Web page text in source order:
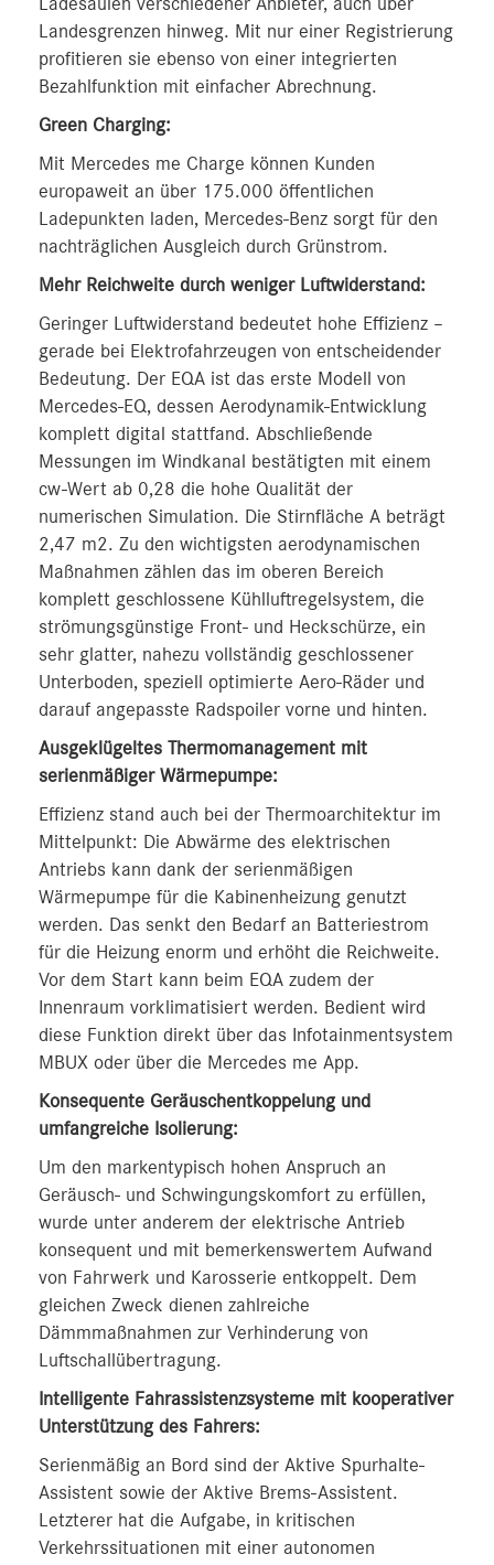
Ladesäulen verschiedener Anbieter, auch über
Landesgrenzen hinweg. Mit nur einer Registrierung
profitieren sie ebenso von einer integrierten
Bezahlfunktion mit einfacher Abrechnung.
Green Charging:
Mit Mercedes me Charge können Kunden
europaweit an über 175.000 öffentlichen
Ladepunkten laden, Mercedes-Benz sorgt für den
nachträglichen Ausgleich durch Grünstrom.
Mehr Reichweite durch weniger Luftwiderstand:
Geringer Luftwiderstand bedeutet hohe Effizienz –
gerade bei Elektrofahrzeugen von entscheidender
Bedeutung. Der EQA ist das erste Modell von
Mercedes-EQ, dessen Aerodynamik-Entwicklung
komplett digital stattfand. Abschließende
Messungen im Windkanal bestätigten mit einem
cw-Wert ab 0,28 die hohe Qualität der
numerischen Simulation. Die Stirnfläche A beträgt
2,47 m2. Zu den wichtigsten aerodynamischen
Maßnahmen zählen das im oberen Bereich
komplett geschlossene Kühlluftregelsystem, die
strömungsgünstige Front- und Heckschürze, ein
sehr glatter, nahezu vollständig geschlossener
Unterboden, speziell optimierte Aero-Räder und
darauf angepasste Radspoiler vorne und hinten.
Ausgeklügeltes Thermomanagement mit
serienmäßiger Wärmepumpe:
Effizienz stand auch bei der Thermoarchitektur im
Mittelpunkt: Die Abwärme des elektrischen
Antriebs kann dank der serienmäßigen
Wärmepumpe für die Kabinenheizung genutzt
werden. Das senkt den Bedarf an Batteriestrom
für die Heizung enorm und erhöht die Reichweite.
Vor dem Start kann beim EQA zudem der
Innenraum vorklimatisiert werden. Bedient wird
diese Funktion direkt über das Infotainmentsystem
MBUX oder über die Mercedes me App.
Konsequente Geräuschentkoppelung und
umfangreiche Isolierung:
Um den markentypisch hohen Anspruch an
Geräusch- und Schwingungskomfort zu erfüllen,
wurde unter anderem der elektrische Antrieb
konsequent und mit bemerkenswertem Aufwand
von Fahrwerk und Karosserie entkoppelt. Dem
gleichen Zweck dienen zahlreiche
Dämmmaßnahmen zur Verhinderung von
Luftschallübertragung.
Intelligente Fahrassistenzsysteme mit kooperativer
Unterstützung des Fahrers:
Serienmäßig an Bord sind der Aktive Spurhalte-
Assistent sowie der Aktive Brems-Assistent.
Letzterer hat die Aufgabe, in kritischen
Verkehrssituationen mit einer autonomen